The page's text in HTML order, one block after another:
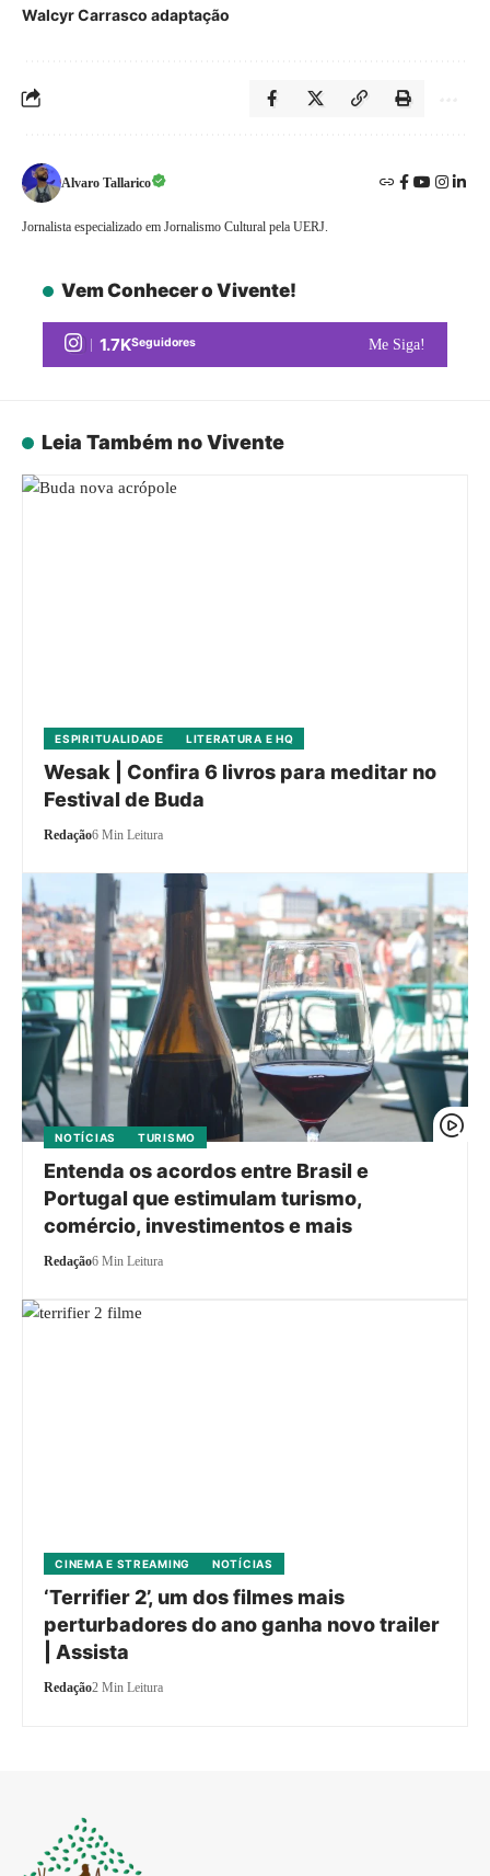
Walcyr Carrasco adaptação
Alvaro Tallarico
Jornalista especializado em Jornalismo Cultural pela UERJ.
Vem Conhecer o Vivente!
1.7KSeguidores Me Siga!
Leia Também no Vivente
ESPIRITUALIDADE LITERATURA E HQ
Wesak | Confira 6 livros para meditar no
Festival de Buda
Redação6 Min Leitura
NOTÍCIAS TURISMO
Entenda os acordos entre Brasil e
Portugal que estimulam turismo,
comércio, investimentos e mais
Redação6 Min Leitura
CINEMA E STREAMING NOTÍCIAS
‘Terrifier 2’, um dos filmes mais
perturbadores do ano ganha novo trailer
| Assista
Redação2 Min Leitura